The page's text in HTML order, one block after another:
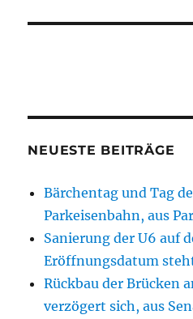
NEUESTE BEITRÄGE
Bärchentag und Tag
Parkeisenbahn, aus
Sanierung der U6 auf
Eröffnungsdatum
Rückbau der Brücken
verzögert sich, aus